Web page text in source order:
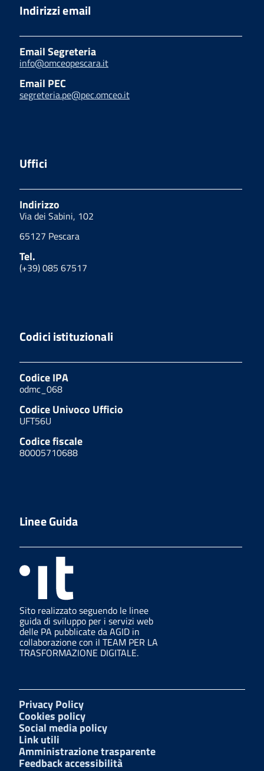
Indirizzi email
Email Segreteria
info@omceopescara.it
Email PEC
segreteria.pe@pec.omceo.it
Uffici
Indirizzo
Via dei Sabini, 102
65127 Pescara
Tel.
(+39) 085 67517
Codici istituzionali
Codice IPA
odmc_068
Codice Univoco Ufficio
UFT56U
Codice fiscale
80005710688
Linee Guida
Sito realizzato seguendo le linee
guida di sviluppo per i servizi web
delle PA pubblicate da AGID in
collaborazione con il TEAM PER LA
TRASFORMAZIONE DIGITALE.
Privacy Policy
Cookies policy
Social media policy
Link utili
Amministrazione trasparente
Feedback accessibilità